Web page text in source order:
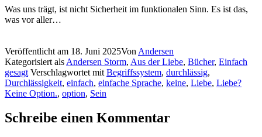
Was uns trägt, ist nicht Sicherheit im funktionalen Sinn. Es ist das,
was vor aller…
Veröffentlicht am 18. Juni 2025Von Andersen
Kategorisiert als Andersen Storm, Aus der Liebe, Bücher, Einfach
gesagt Verschlagwortet mit Begriffssystem, durchlässig,
Durchlässigkeit, einfach, einfache Sprache, keine, Liebe, Liebe?
Keine Option., option, Sein
Schreibe einen Kommentar